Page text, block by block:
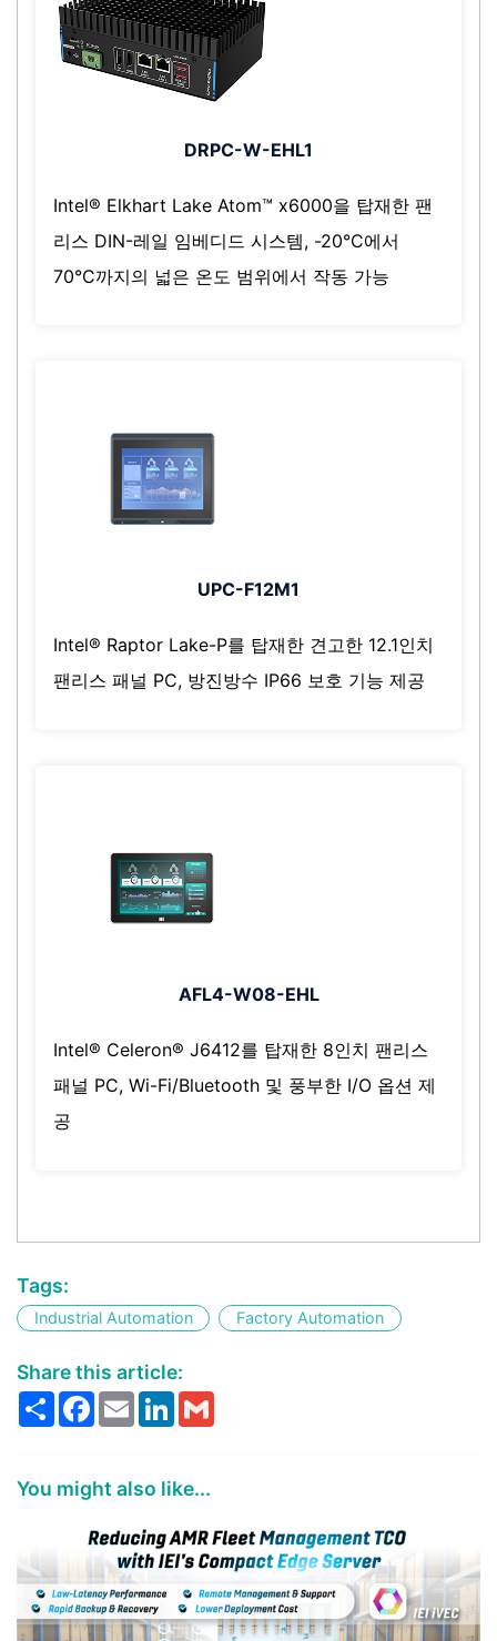
DRPC-W-EHL1
Intel® Elkhart Lake Atom™ x6000을 탑재한 팬
리스 DIN-레일 임베디드 시스템, -20°C에서
70°C까지의 넓은 온도 범위에서 작동 가능
UPC-F12M1
Intel® Raptor Lake-P를 탑재한 견고한 12.1인치
팬리스 패널 PC, 방진방수 IP66 보호 기능 제공
AFL4-W08-EHL
Intel® Celeron® J6412를 탑재한 8인치 팬리스
패널 PC, Wi-Fi/Bluetooth 및 풍부한 I/O 옵션 제
공
Tags:
Industrial Automation Factory Automation
Share this article:
ShareFacebook
EmailLinkedIn
You might also like...